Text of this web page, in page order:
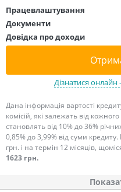
Працевлаштування
Документи
Довідка про доходи
Дізнатися онлайн
Дана інформація вартості
комісій, які залежать від
становлять від 10% до 36%
0,85% до 3,99% від суми
грн. і на термін 12 місяців,
1623 грн.